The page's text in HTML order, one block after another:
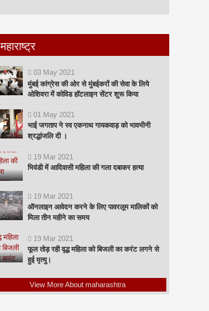
महाराष्ट्र
03 May 2021
मुंबई कांग्रेस की ओर से मुंबईकरों की सेवा के लिये
ओशिवरा में कोविड हॉटलाइन सेंटर शुरू किया
01 May 2021
भाई जगताप ने स्व एकनाथ गायकवाड़ को भावभीनी
श्रद्धांजलि दी ।
19 Mar 2021
भिवंडी में आदिवासी महिला की गला दबाकर हत्या
19 Mar 2021
ऑनलाइन आवेदन करने के लिए पावरलूम मालिकों को
मिला तीन महीने का समय
19 Mar 2021
फूल तोड़ रही वृद्ध महिला को बिजली का करंट लगने से
हुई मृत्यु।
View More About maharashtra